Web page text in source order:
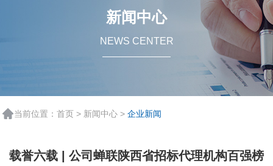
新闻中心
NEWS CENTER
当前位置： 首页 > 新闻中心 > 企业新闻
载誉六载 | 公司蝉联陕西省招标代理机构百强榜